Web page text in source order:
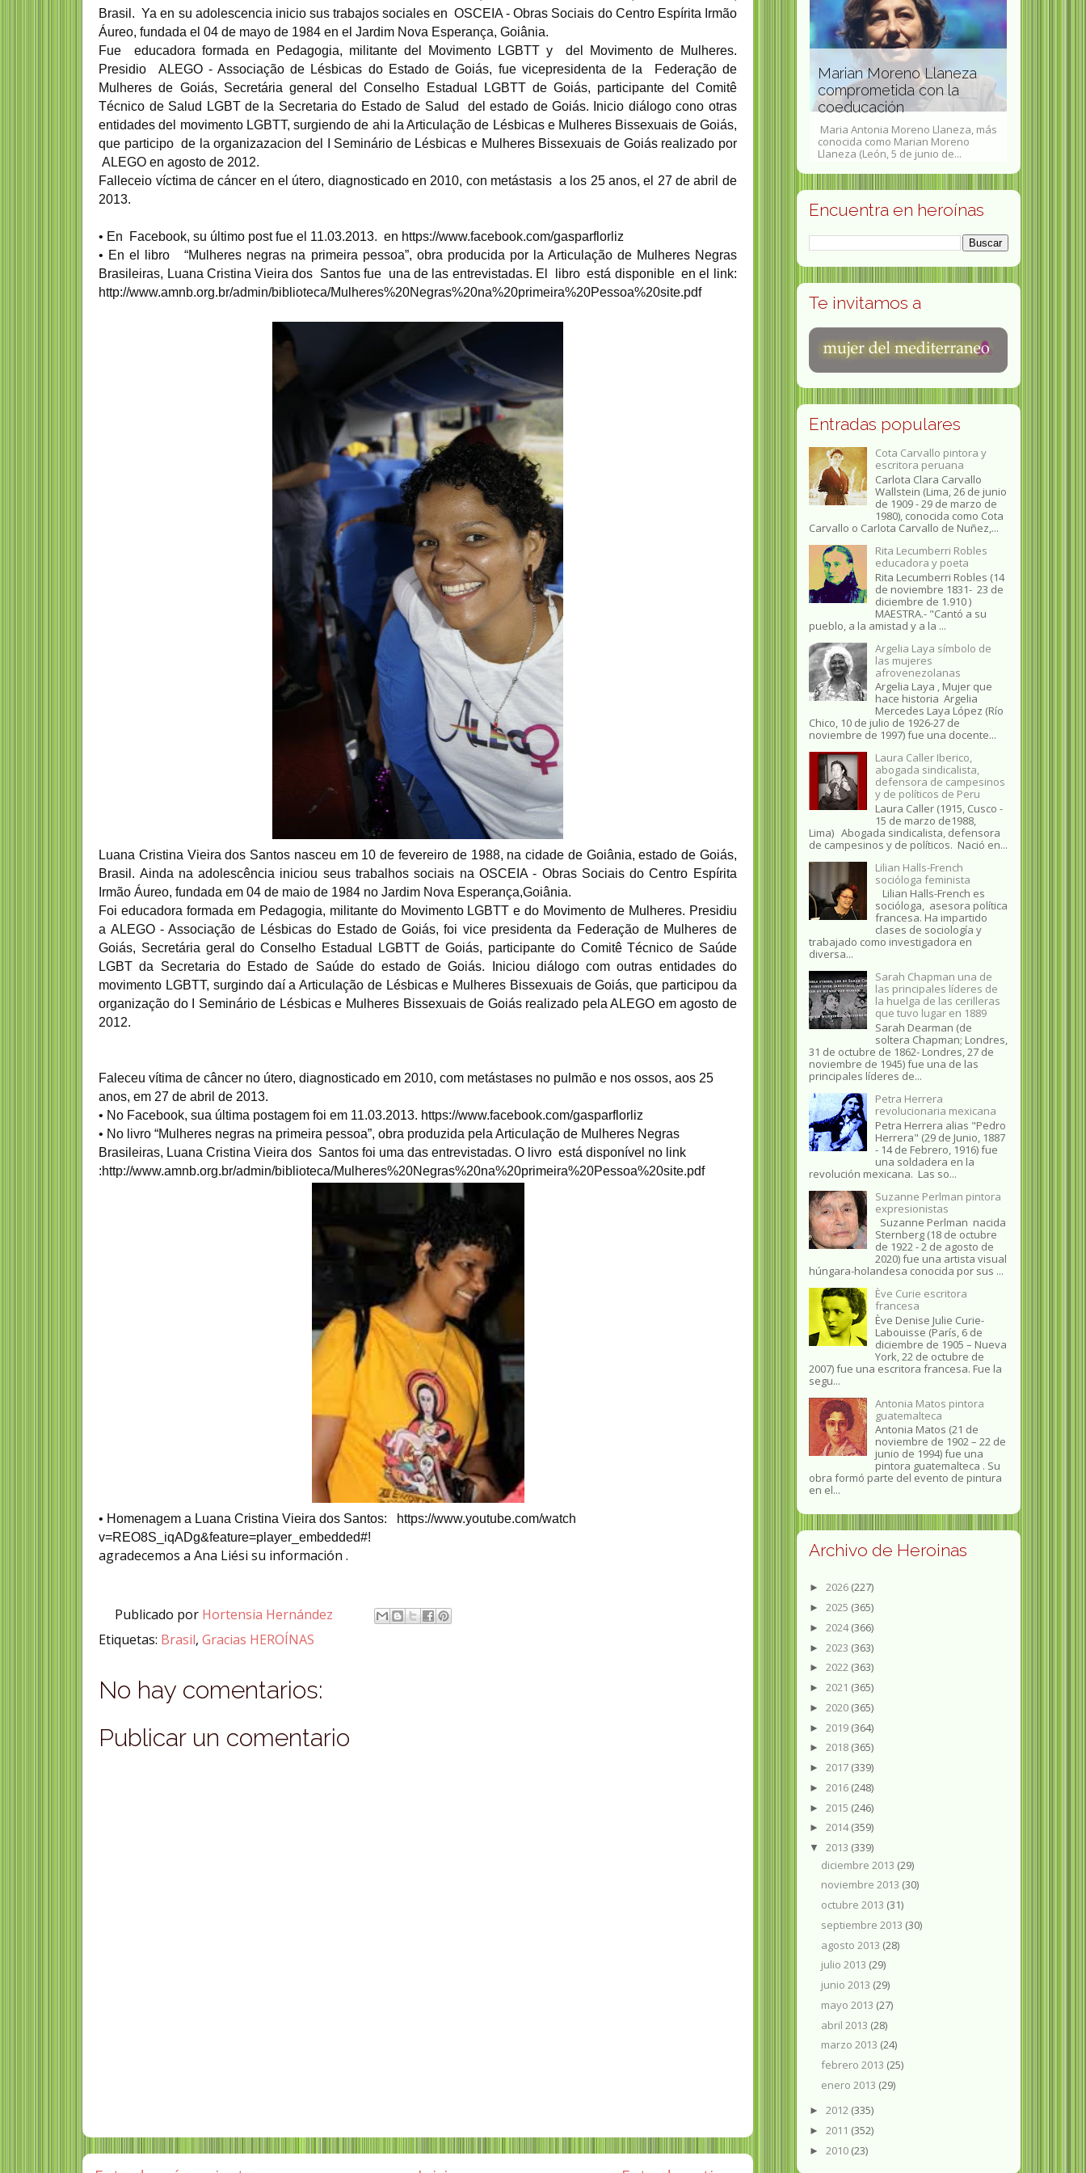
Brasil. Ya en su adolescencia inicio sus trabajos sociales en OSCEIA - Obras Sociais do Centro Espírita Irmão
Áureo, fundada el 04 de mayo de 1984 en el Jardim Nova Esperança, Goiânia.
Fue educadora formada en Pedagogia, militante del Movimento LGBTT y del Movimento de Mulheres.
Presidio ALEGO - Associação de Lésbicas do Estado de Goiás, fue vicepresidenta de la Federação de
Mulheres de Goiás, Secretária general del Conselho Estadual LGBTT de Goiás, participante del Comitê
Técnico de Salud LGBT de la Secretaria do Estado de Salud del estado de Goiás. Inicio diálogo cono otras
entidades del movimento LGBTT, surgiendo de ahi la Articulação de Lésbicas e Mulheres Bissexuais de Goiás,
que participo de la organizazacion del I Seminário de Lésbicas e Mulheres Bissexuais de Goiás realizado por
ALEGO en agosto de 2012.
Falleceio víctima de cáncer en el útero, diagnosticado en 2010, con metástasis a los 25 anos, el 27 de abril de
2013.
• En
Facebook, su último post fue el 11.03.2013. en https://www.facebook.com/gasparflorliz
• En el libro
“Mulheres negras na primeira pessoa”, obra producida por la Articulação de Mulheres Negras
Brasileiras, Luana Cristina Vieira dos Santos fue una de las entrevistadas. El libro está disponible en el link:
http://www.amnb.org.br/admin/biblioteca/Mulheres%20Negras%20na%20primeira%20Pessoa%20site.pdf
Luana Cristina Vieira dos Santos nasceu em 10 de fevereiro de 1988, na cidade de Goiânia, estado de Goiás,
Brasil. Ainda na adolescência iniciou seus trabalhos sociais na OSCEIA - Obras Sociais do Centro Espírita
Irmão Áureo, fundada em 04 de maio de 1984 no Jardim Nova Esperança,Goiânia.
Foi educadora formada em Pedagogia, militante do Movimento LGBTT e do Movimento de Mulheres. Presidiu
a ALEGO - Associação de Lésbicas do Estado de Goiás, foi vice presidenta da Federação de Mulheres de
Goiás, Secretária geral do Conselho Estadual LGBTT de Goiás, participante do Comitê Técnico de Saúde
LGBT da Secretaria do Estado de Saúde do estado de Goiás. Iniciou diálogo com outras entidades do
movimento LGBTT, surgindo daí a Articulação de Lésbicas e Mulheres Bissexuais de Goiás, que participou da
organização do I Seminário de Lésbicas e Mulheres Bissexuais de Goiás realizado pela ALEGO em agosto de
2012.
Faleceu vítima de câncer no útero, diagnosticado em 2010, com metástases no pulmão e nos ossos, aos 25
anos, em 27 de abril de 2013.
• No Facebook, sua última postagem foi em 11.03.2013. https://www.facebook.com/gasparflorliz
• No livro “Mulheres negras na primeira pessoa”, obra produzida pela Articulação de Mulheres Negras
Brasileiras, Luana Cristina Vieira dos Santos foi uma das entrevistadas. O livro está disponível no link
:http://www.amnb.org.br/admin/biblioteca/Mulheres%20Negras%20na%20primeira%20Pessoa%20site.pdf
• Homenagem a Luana Cristina Vieira dos Santos: https://www.youtube.com/watch
v=REO8S_iqADg&feature=player_embedded#!
agradecemos a Ana Liési su información .
Publicado por Hortensia Hernández
Etiquetas: Brasil,Gracias HEROÍNAS
No hay comentarios:
Publicar un comentario
julio de 1911 - 1998)
Josefina Robirosa pintora,
muralista y dibujante
argentina
Josefina Robirosa (Buenos Aires, 26
de mayo de 1932-ibidem, 20 de mayo
de 2022)​ fue...
Marisa Kohan periodista
Marisa Kohan (Buenos Aires, 13 de
abril de 1964) es una periodista
Mary White Ovington
activista por los derechos
civiles
Mary White Ovington ( 11 abril de
1865- 15 de julio de 1951) fue una
Marian Moreno Llaneza
comprometida con la
coeducación
Maria Antonia Moreno Llaneza, más
conocida como Marian Moreno
Llaneza (León, 5 de junio de...
Rosalyn Yalow Nobel de
Medicina o Fisiología en
Rosalyn Sussman Yalow ( Nueva
York , 19 de julio de 1921 - Nueva
York , 30 de mayo de 2011 )...
Encuentra en heroínas
Te invitamos a
Entradas populares
Cota Carvallo pintora y
escritora peruana
Carlota Clara Carvallo
Wallstein (Lima, 26 de junio
de 1909 - 29 de marzo de
1980), conocida como Cota
Carvallo o Carlota Carvallo de Nuñez,...
Rita Lecumberri Robles
educadora y poeta
Rita Lecumberri Robles (14
de noviembre 1831- 23 de
diciembre de 1.910 )
MAESTRA.- "Cantó a su
pueblo, a la amistad y a la ...
Argelia Laya símbolo de
las mujeres
afrovenezolanas
Argelia Laya , Mujer que
hace historia Argelia
Mercedes Laya López (Río
Chico, 10 de julio de 1926-27 de
noviembre de 1997) fue una docente...
Laura Caller Iberico,
abogada sindicalista,
defensora de campesinos
y de políticos de Peru
Laura Caller (1915, Cusco -
15 de marzo de1988,
Lima) Abogada sindicalista, defensora
de campesinos y de políticos. Nació en...
Lilian Halls-French
socióloga feminista
Lilian Halls-French es
socióloga, asesora política
francesa. Ha impartido
clases de sociología y
trabajado como investigadora en
diversa...
Sarah Chapman una de
las principales líderes de
la huelga de las cerilleras
que tuvo lugar en 1889
Sarah Dearman (de
soltera Chapman; Londres,
31 de octubre de 1862​- Londres, 27 de
noviembre de 1945)​ fue una de las
principales líderes de...
Petra Herrera
revolucionaria mexicana
Petra Herrera alias "Pedro
Herrera" (29 de Junio, 1887
- 14 de Febrero, 1916) fue
una soldadera en la
revolución mexicana. Las so...
Suzanne Perlman pintora
expresionistas
Suzanne Perlman nacida
Sternberg (18 de octubre
de 1922 - 2 de agosto de
2020) fue una artista visual
húngara-holandesa conocida por sus ...
Ève Curie escritora
francesa
Ève Denise Julie Curie-
Labouisse (París, 6 de
diciembre de 1905 – Nueva
York, 22 de octubre de
2007) fue una escritora francesa. Fue la
segu...
Antonia Matos pintora
guatemalteca
Antonia Matos (21 de
noviembre de 1902 – 22 de
junio de 1994) fue una
pintora guatemalteca . Su
obra formó parte del evento de pintura
en el...
Archivo de Heroinas
► 2026 (227)
► 2025 (365)
► 2024(366)
► 2023 (363)
► 2022 (363)
► 2021 (365)
► 2020 (365)
► 2019 (364)
► 2018 (365)
► 2017 (339)
► 2016 (248)
► 2015 (246)
► 2014(359)
▼ 2013 (339)
diciembre 2013 (29)
noviembre 2013 (30)
octubre 2013 (31)
septiembre 2013 (30)
agosto 2013 (28)
julio 2013 (29)
junio 2013 (29)
mayo 2013 (27)
abril 2013 (28)
marzo 2013 (24)
febrero 2013 (25)
enero 2013 (29)
► 2012 (335)
► 2011 (352)
► 2010 (23)